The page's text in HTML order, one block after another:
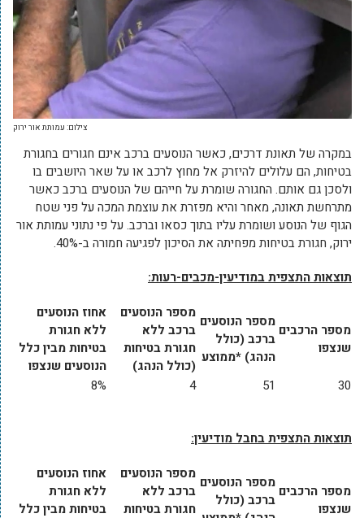
צילום: עמותת אור ירוק
במקרה של תאונת דרכים, כאשר הנוסעים ברכב אינם חגורים בחגורת
בטיחות, הם עלולים להיזרק אל מחוץ לרכב או על שאר היושבים בו
ולסכן גם אותם. החגורה שומרת על חייהם של הנוסעים ברכב כאשר
מתרחשת תאונה, מאחר והיא מפזרת את עוצמת המכה על פני שטח
הגוף של הנוסע ושומרת עליו בתוך כסאו וברכב. על פי נתוני עמותת אור
ירוק, חגורת בטיחות מפחיתה את הסיכון לפגיעה חמורה ב-40%.
תוצאות התצפית במודיעין-מכבים-רעות:
מספר הרכבים
שנצפו
מספר הנוסעים
ברכב (כולל
הנהג) *ממוצע
מספר הנוסעים
ברכב ללא
חגורת בטיחות
(כולל הנהג)
אחוז הנוסעים
ללא חגורת
בטיחות מבין כלל
הנוסעים שנצפו
30
51
4
8%
תוצאות התצפית בחבל מודיעין:
מספר הרכבים
שנצפו
מספר הנוסעים
ברכב (כולל
מספר הנוסעים
ברכב ללא
חגורת בטיחות
אחוז הנוסעים
ללא חגורת
בטיחות מבין כלל